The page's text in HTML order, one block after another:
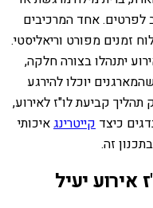
לפרטים. אחד המרכיבים
זמנים מפורט וריאליסטי.
יתנהלו בצורה חלקה,
יוכלו להירגע
תהליך קביעת לו"ז לאירוע,
כיצד קייטרינגאיכותי
זה.
אירוע יעיל